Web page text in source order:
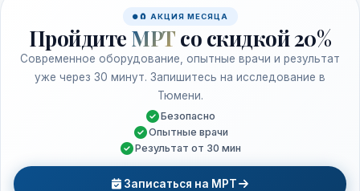
🧲 АКЦИЯ МЕСЯЦА
Пройдите МРТ со скидкой 20%
Современное оборудование, опытные врачи и результат
уже через 30 минут. Запишитесь на исследование в
Тюмени.
Безопасно
Опытные врачи
Результат от 30 мин
Записаться на МРТ